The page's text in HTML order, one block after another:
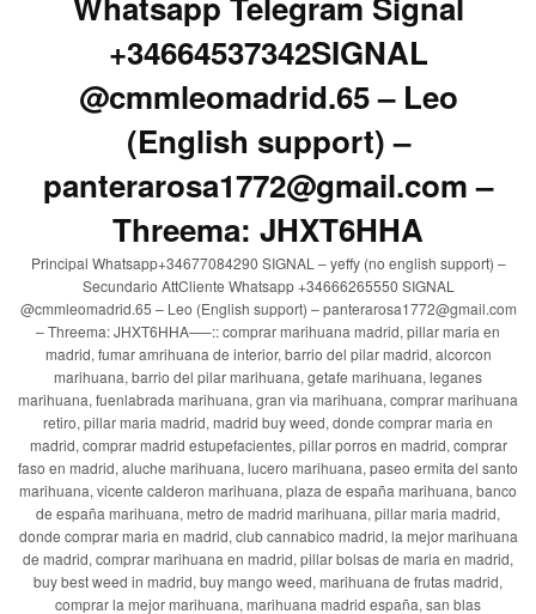
+34664537342SIGNAL
@cmmleomadrid.65 – Leo
(English support) –
panterarosa1772@gmail.com –
Threema: JHXT6HHA
Principal Whatsapp+34677084290 SIGNAL – yeffy (no english support) –
Secundario AttCliente Whatsapp +34666265550 SIGNAL
@cmmleomadrid.65 – Leo (English support) – panterarosa1772@gmail.com
– Threema: JHXT6HHA—–:: comprar marihuana madrid, pillar maria en
madrid, fumar amrihuana de interior, barrio del pilar madrid, alcorcon
marihuana, barrio del pilar marihuana, getafe marihuana, leganes
marihuana, fuenlabrada marihuana, gran via marihuana, comprar marihuana
retiro, pillar maria madrid, madrid buy weed, donde comprar maria en
madrid, comprar madrid estupefacientes, pillar porros en madrid, comprar
faso en madrid, aluche marihuana, lucero marihuana, paseo ermita del santo
marihuana, vicente calderon marihuana, plaza de españa marihuana, banco
de españa marihuana, metro de madrid marihuana, pillar maria madrid,
donde comprar maria en madrid, club cannabico madrid, la mejor marihuana
de madrid, comprar marihuana en madrid, pillar bolsas de maria en madrid,
buy best weed in madrid, buy mango weed, marihuana de frutas madrid,
comprar la mejor marihuana, marihuana madrid españa, san blas